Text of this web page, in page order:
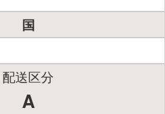
国
配送区分
A